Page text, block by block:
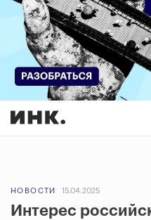
НОВОСТИ 15.04.2025
Интерес